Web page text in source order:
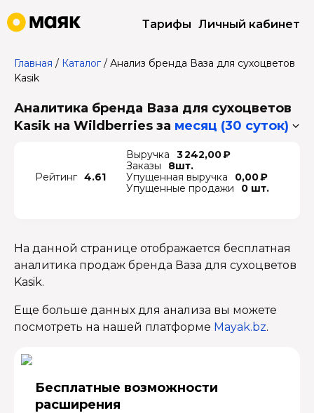
Тарифы Личный кабинет
Главная / Каталог/ Анализ бренда Ваза для сухоцветов
Kasik
Аналитика бренда Ваза для сухоцветов
Kasik на Wildberries за месяц (30 суток)
Рейтинг 4.61
Выручка
3 242,00 ₽
Заказы
8шт.
Упущенная выручка
0,00 ₽
Упущенные продажи
0 шт.
На данной странице отображается бесплатная
аналитика продаж бренда Ваза для сухоцветов
Kasik.
Еще больше данных для анализа вы можете
посмотреть на нашей платформе Mayak.bz.
Бесплатные возмож­ности
расширения